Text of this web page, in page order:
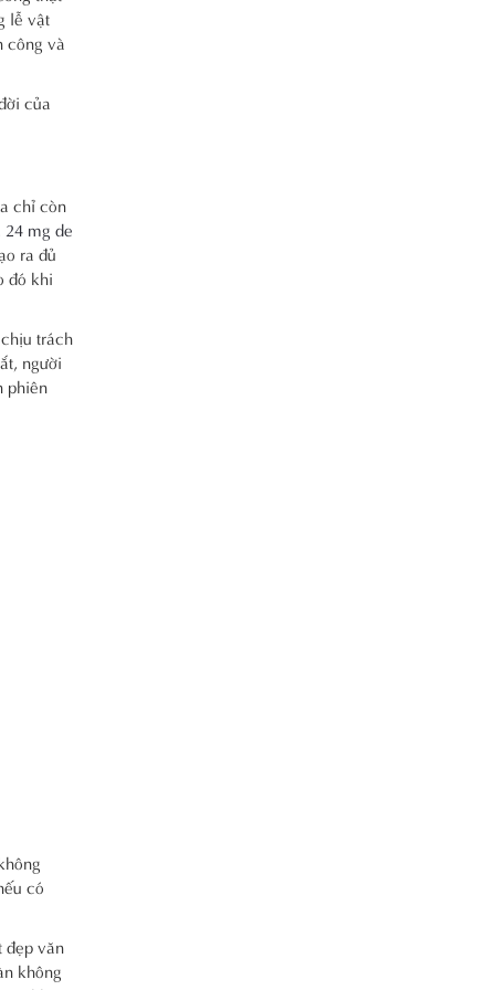
lễ vật
công và
của
chỉ còn
24 mg de
ra đủ
đó khi
trách
người
phiên
có
đẹp văn
không